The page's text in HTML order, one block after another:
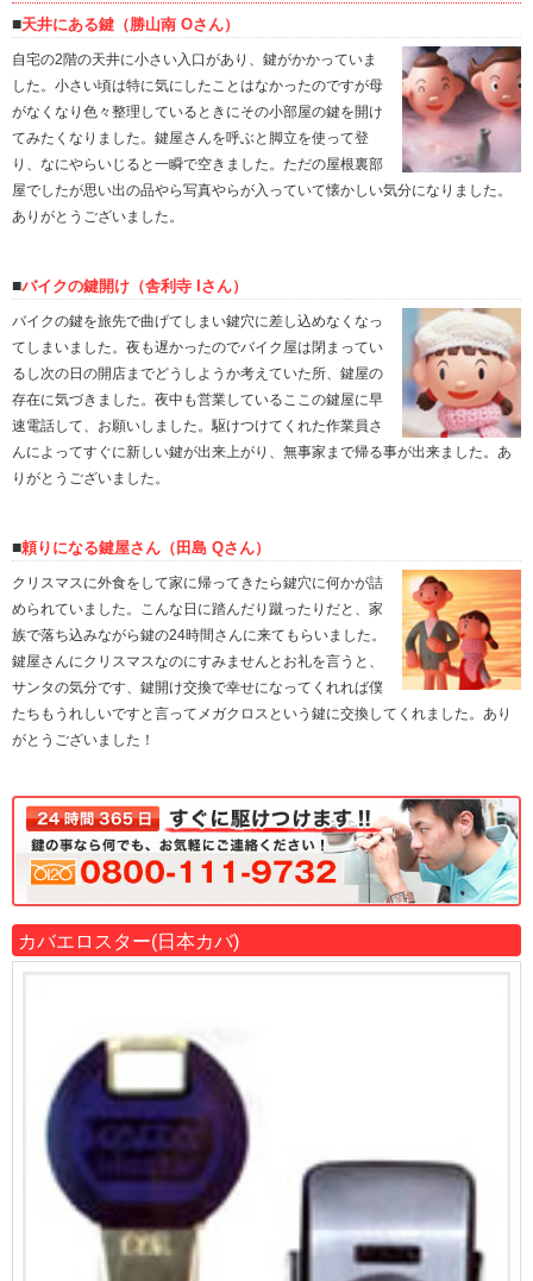
天井にある鍵（勝山南 Oさん）
自宅の2階の天井に小さい入口があり、鍵がかかっていま
した。小さい頃は特に気にしたことはなかったのですが母
がなくなり色々整理しているときにその小部屋の鍵を開け
てみたくなりました。鍵屋さんを呼ぶと脚立を使って登
り、なにやらいじると一瞬で空きました。ただの屋根裏部
屋でしたが思い出の品やら写真やらが入っていて懐かしい気分になりました。
ありがとうございました。
バイクの鍵開け（舎利寺 Iさん）
バイクの鍵を旅先で曲げてしまい鍵穴に差し込めなくなっ
てしまいました。夜も遅かったのでバイク屋は閉まってい
るし次の日の開店までどうしようか考えていた所、鍵屋の
存在に気づきました。夜中も営業しているここの鍵屋に早
速電話して、お願いしました。駆けつけてくれた作業員さ
んによってすぐに新しい鍵が出来上がり、無事家まで帰る事が出来ました。あ
りがとうございました。
頼りになる鍵屋さん（田島 Qさん）
クリスマスに外食をして家に帰ってきたら鍵穴に何かが詰
められていました。こんな日に踏んだり蹴ったりだと、家
族で落ち込みながら鍵の24時間さんに来てもらいました。
鍵屋さんにクリスマスなのにすみませんとお礼を言うと、
サンタの気分です、鍵開け交換で幸せになってくれれば僕
たちもうれしいですと言ってメガクロスという鍵に交換してくれました。あり
がとうございました！
カバエロスター(日本カバ)